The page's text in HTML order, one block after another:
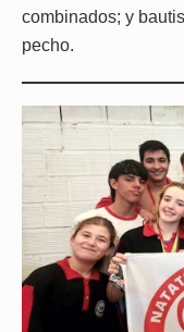
combinados; y
pecho.